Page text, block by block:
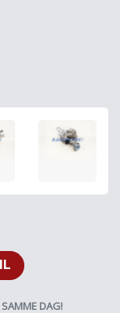
SAMME DAG!